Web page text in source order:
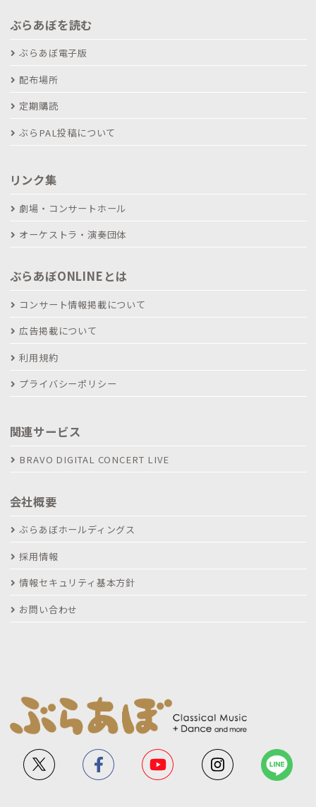
ぶらあぼを読む
ぶらあぼ電子版
配布場所
定期購読
ぶらPAL投稿について
リンク集
劇場・コンサートホール
オーケストラ・演奏団体
ぶらあぼONLINEとは
コンサート情報掲載について
広告掲載について
利用規約
プライバシーポリシー
関連サービス
BRAVO DIGITAL CONCERT LIVE
会社概要
ぶらあぼホールディングス
採用情報
情報セキュリティ基本方針
お問い合わせ